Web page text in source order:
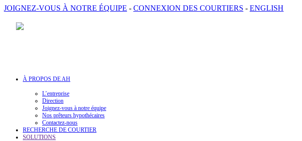
JOIGNEZ-VOUS À NOTRE ÉQUIPE - CONNEXION DES COURTIERS - ENGLISH
À PROPOS DE AH
L’entreprise
Direction
Joignez-vous à notre équipe
Nos prêteurs hypothécaires
Contactez-nous
RECHERCHE DE COURTIER
SOLUTIONS